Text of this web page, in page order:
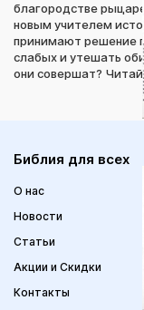
благородстве
новым учителем
принимают решение
слабых и утешать
они совершат? Читай
Библия для всех
О нас
Новости
Статьи
Акции и Скидки
Контакты